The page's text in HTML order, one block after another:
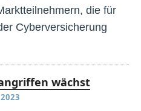
die für
Cyberversicherung
wächst